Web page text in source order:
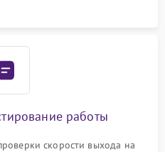
работы
скорости выхода на